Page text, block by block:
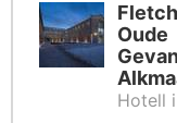
Oude
Hotell